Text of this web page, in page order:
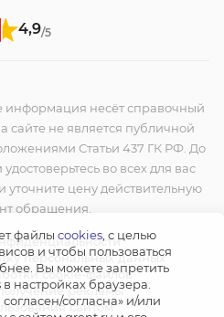
4,9/5
информация несёт справочный
не является публичной
Статьи 437 ГК РФ. До
во всех для вас
уточните цену действительную
обращения.
персональных данных
cookie-файлов
рекламы
сайтом
файлы cookies, с целью
и чтобы пользоваться
Вы можете запретить
настройках браузера.
согласна» и/или